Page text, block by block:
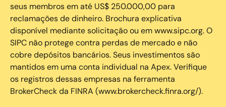
seus membros em até US$ 250.000,00 para
reclamações de dinheiro. Brochura explicativa
disponível mediante solicitação ou em www.sipc.org. O
SIPC não protege contra perdas de mercado e não
cobre depósitos bancários. Seus investimentos são
mantidos em uma conta individual na Apex. Verifique
os registros dessas empresas na ferramenta
BrokerCheck da FINRA (www.brokercheck.finra.org/).